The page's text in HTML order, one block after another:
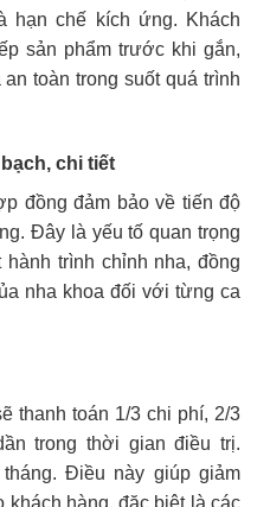
hạn chế kích ứng. Khách
sản phẩm trước khi gắn,
toàn trong suốt quá trình
chi tiết
đồng đảm bảo về tiến độ
Đây là yếu tố quan trọng
trình chỉnh nha, đồng
nha khoa đối với từng ca
thanh toán 1/3 chi phí, 2/3
trong thời gian điều trị.
Điều này giúp giảm